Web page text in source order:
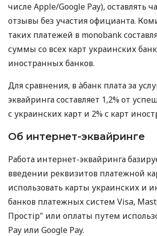
числе Apple/Google Pay), оставлять
отзывы без участия официанта.
таких платежей в monobank
суммы со всех карт украинских
иностранных банков.
Для сравнения, в àбанк плата за
эквайринга составляет 1,2% от
с украинских карт и 2% с карт
Об интернет-эквайринге
Работа интернет-эквайринга
введении реквизитов платежной
использовать карты украинских и
банков платежных систем Visa,
Простір" или оплаты путем
Pay или Google Pay.